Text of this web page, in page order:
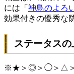
には「 神鳥のよろ
効果付きの優秀な
ステータス
※★＞◎＞◯＞△＞